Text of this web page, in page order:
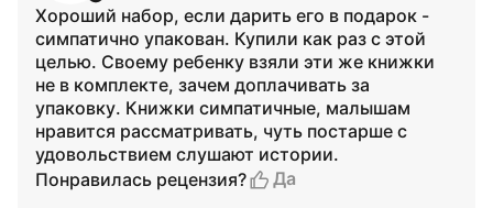
Хороший набор, если дарить его в подарок -
симпатично упакован. Купили как раз с этой
целью. Своему ребенку взяли эти же книжки
не в комплекте, зачем доплачивать за
упаковку. Книжки симпатичные, малышам
нравится рассматривать, чуть постарше с
удовольствием слушают истории.
Понравилась рецензия?
Да